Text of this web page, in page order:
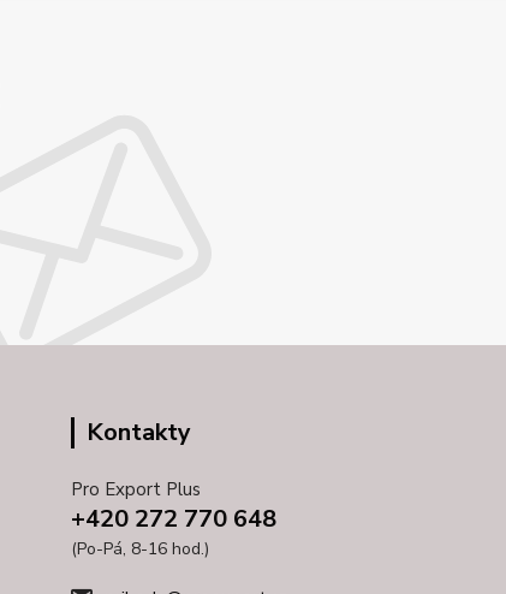
Kontakty
Pro Export Plus
+420 272 770 648
(Po-Pá, 8-16 hod.)